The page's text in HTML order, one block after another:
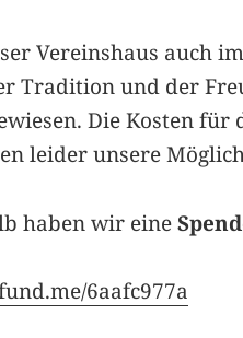
Vereinshaus auch
Tradition und der
Die Kosten
leider unsere
haben wir eine
6aafc977a